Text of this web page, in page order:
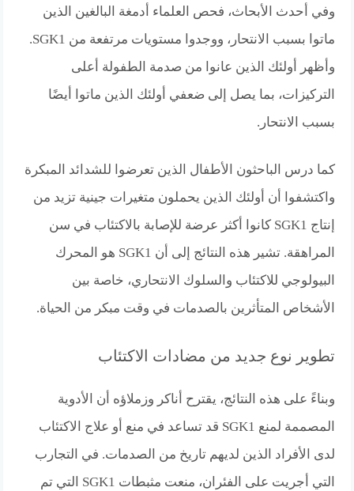
وفي أحدث الأبحاث، فحص العلماء أدمغة البالغين الذين
ماتوا بسبب الانتحار، ووجدوا مستويات مرتفعة من SGK1.
وأظهر أولئك الذين عانوا من صدمة الطفولة أعلى
التركيزات، بما يصل إلى ضعفي أولئك الذين ماتوا أيضًا
بسبب الانتحار.
كما درس الباحثون الأطفال الذين تعرضوا للشدائد المبكرة
واكتشفوا أن أولئك الذين يحملون متغيرات جينية تزيد من
إنتاج SGK1 كانوا أكثر عرضة للإصابة بالاكتئاب في سن
المراهقة. تشير هذه النتائج إلى أن SGK1 هو المحرك
البيولوجي للاكتئاب والسلوك الانتحاري، خاصة بين
الأشخاص المتأثرين بالصدمات في وقت مبكر من الحياة.
تطوير نوع جديد من مضادات الاكتئاب
وبناءً على هذه النتائج، يقترح أناكر وزملاؤه أن الأدوية
المصممة لمنع SGK1 قد تساعد في منع أو علاج الاكتئاب
لدى الأفراد الذين لديهم تاريخ من الصدمات. في التجارب
التي أجريت على الفئران، منعت مثبطات SGK1 التي تم